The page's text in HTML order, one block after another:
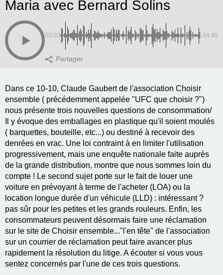
Maria avec Bernard Solins
00:00 -34:45
Dans ce 10-10, Claude Gaubert de l'association Choisir
ensemble ( précédemment appelée "UFC que choisir ?")
nous présente trois nouvelles questions de consommation/
Il y évoque des emballages en plastique qu'il soient moulés
( barquettes, bouteille, etc...) ou destiné à recevoir des
denrées en vrac. Une loi contraint à en limiter l'utilisation
progressivement, mais une enquête nationale faite auprès
de la grande distribution, montre que nous sommes loin du
compte ! Le second sujet porte sur le fait de louer une
voiture en prévoyant à terme de l'acheter (LOA) ou la
location longue durée d'un véhicule (LLD) : intéressant ?
pas sûr pour les petites et les grands rouleurs. Enfin, les
consommateurs peuvent désormais faire une réclamation
sur le site de Choisir ensemble..."l'en tête" de l'association
sur un courrier de réclamation peut faire avancer plus
rapidement la résolution du litige. A écouter si vous vous
sentez concernés par l'une de ces trois questions.